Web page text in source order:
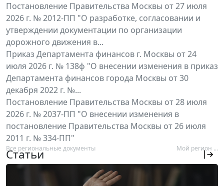
Постановление Правительства Москвы от 27 июля
2026 г. № 2012-ПП "О разработке, согласовании и
утверждении документации по организации
дорожного движения в...
Приказ Департамента финансов г. Москвы от 24
июля 2026 г. № 138ф "О внесении изменения в приказ
Департамента финансов города Москвы от 30
декабря 2022 г. №...
Постановление Правительства Москвы от 28 июля
2026 г. № 2037-ПП "О внесении изменения в
постановление Правительства Москвы от 26 июля
2011 г. № 334-ПП"
Все региональные документы Мой регион ...
Статьи